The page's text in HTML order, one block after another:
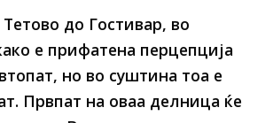
до Гостивар, во
е прифатена перцепција
но во суштина тоа е
Првпат на оваа делница ќе